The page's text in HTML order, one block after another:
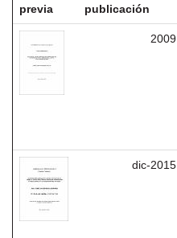
previa
publicación
2009
dic-2015